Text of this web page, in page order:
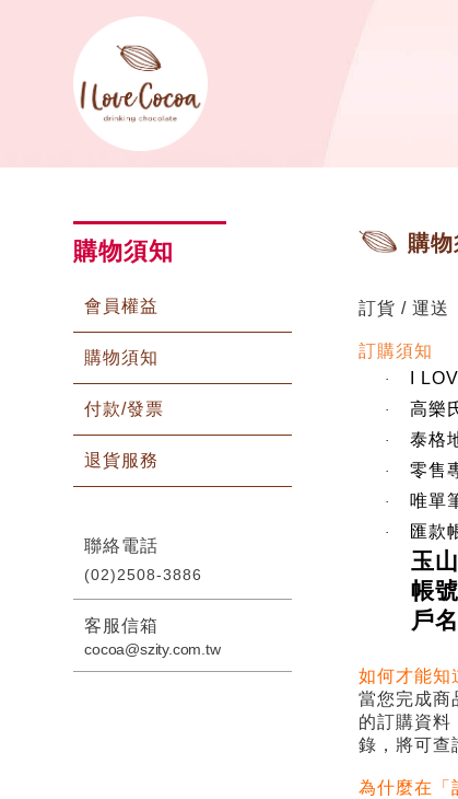
購物須知
會員權益
購物須知
付款/發票
退貨服務
聯絡電話
(02)2508-3886
客服信箱
cocoa@szity.com.tw
購物
訂貨 / 運送
訂購須知
· I
· 高樂
· 泰格
· 零售
· 唯單
· 匯款
玉
帳號
戶
如何才能知
當您完成商
的訂購資料
錄，將可查
為什麼在「